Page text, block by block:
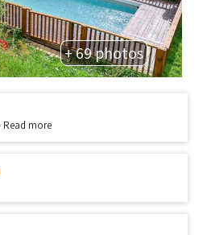
+ 69 photos
Read more